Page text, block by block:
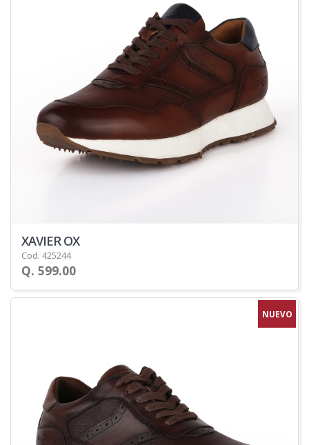
XAVIER OX
Cod. 425244
Q. 599.00
NUEVO